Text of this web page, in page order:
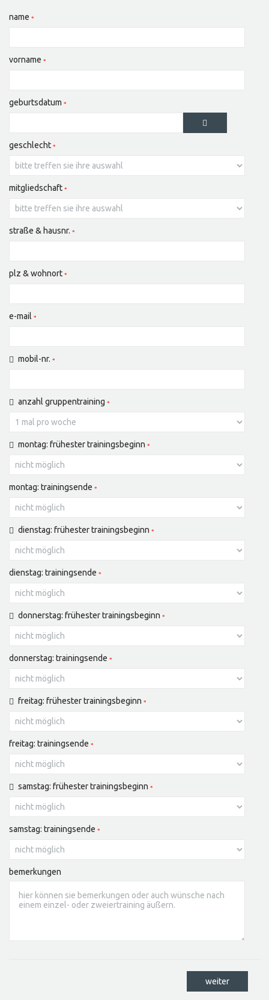
name
vorname
geburtsdatum
geschlecht
mitgliedschaft
straße & hausnr.
plz & wohnort
e-mail
mobil-nr.
anzahl gruppentraining
montag: frühester trainingsbeginn
montag: trainingsende
dienstag: frühester trainingsbeginn
dienstag: trainingsende
donnerstag: frühester trainingsbeginn
donnerstag: trainingsende
freitag: frühester trainingsbeginn
freitag: trainingsende
samstag: frühester trainingsbeginn
samstag: trainingsende
bemerkungen
weiter